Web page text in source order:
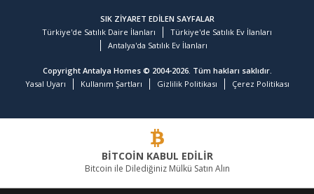
SIK ZİYARET EDİLEN SAYFALAR
Türkiye'de Satılık Daire İlanları
Türkiye'de Satılık Ev İlanları
Antalya'da Satılık Ev İlanları
Copyright Antalya Homes © 2004-2026. Tüm hakları saklıdır.
Yasal Uyarı
Kullanım Şartları Gizlilik Politikası Çerez Politikası
BİTCOİN KABUL EDİLİR
Bitcoin ile Dilediğiniz Mülkü Satın Alın